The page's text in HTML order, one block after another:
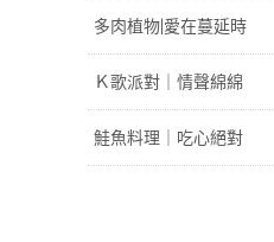
多肉植物|愛在蔓延時
Ｋ歌派對｜情聲綿綿
鮭魚料理｜吃心絕對